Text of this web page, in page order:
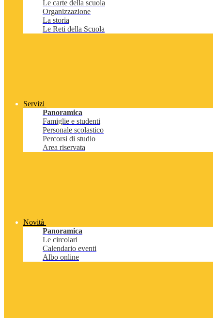
Le carte della scuola
Organizzazione
La storia
Le Reti della Scuola
Servizi
Panoramica
Famiglie e studenti
Personale scolastico
Percorsi di studio
Area riservata
Novità
Panoramica
Le circolari
Calendario eventi
Albo online